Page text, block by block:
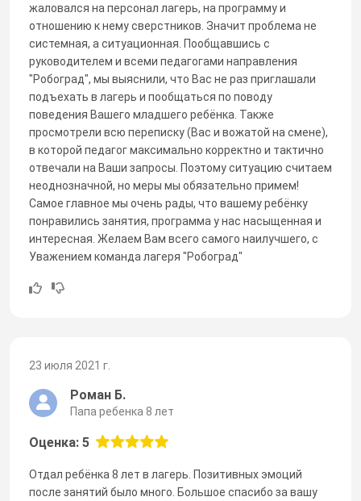
жаловался на персонал лагерь, на программу и
отношению к нему сверстников. Значит проблема не
системная, а ситуационная. Пообщавшись с
руководителем и всеми педагогами направления
"Робоград", мы выяснили, что Вас не раз приглашали
подъехать в лагерь и пообщаться по поводу
поведения Вашего младшего ребёнка. Также
просмотрели всю переписку (Вас и вожатой на смене),
в которой педагог максимально корректно и тактично
отвечали на Ваши запросы. Поэтому ситуацию считаем
неоднозначной, но меры мы обязательно примем!
Самое главное мы очень рады, что вашему ребёнку
понравились занятия, программа у нас насыщенная и
интересная. Желаем Вам всего самого наилучшего, с
Уважением команда лагеря "Робоград"
23 июля 2021 г.
Роман Б.
Папа ребенка 8 лет
Оценка: 5
Отдал ребёнка 8 лет в лагерь. Позитивных эмоций
после занятий было много. Большое спасибо за вашу